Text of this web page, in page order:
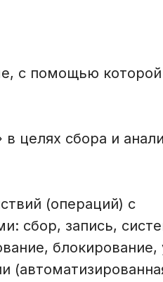
с помощью которой
целях сбора и
(операций) с
сбор, запись,